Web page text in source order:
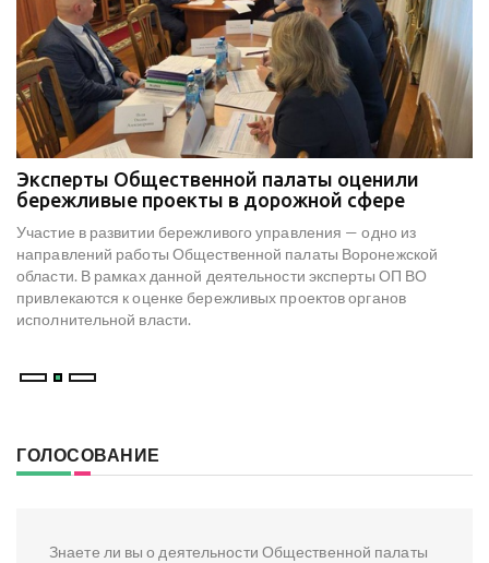
Эксперты Общественной палаты оценили
бережливые проекты в дорожной сфере
Участие в развитии бережливого управления — одно из
направлений работы Общественной палаты Воронежской
области. В рамках данной деятельности эксперты ОП ВО
привлекаются к оценке бережливых проектов органов
исполнительной власти.
ГОЛОСОВАНИЕ
Знаете ли вы о деятельности Общественной палаты